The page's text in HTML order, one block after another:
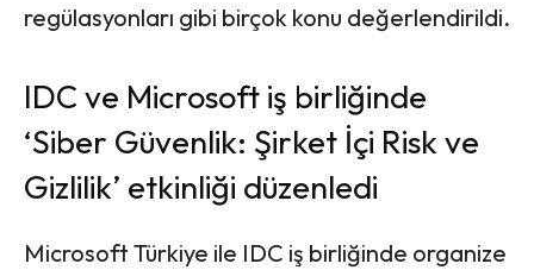
regülasyonları gibi birçok konu değerlendirildi.
IDC ve Microsoft iş birliğinde
‘Siber Güvenlik: Şirket İçi Risk ve
Gizlilik’ etkinliği düzenledi
Microsoft Türkiye ile IDC iş birliğinde organize